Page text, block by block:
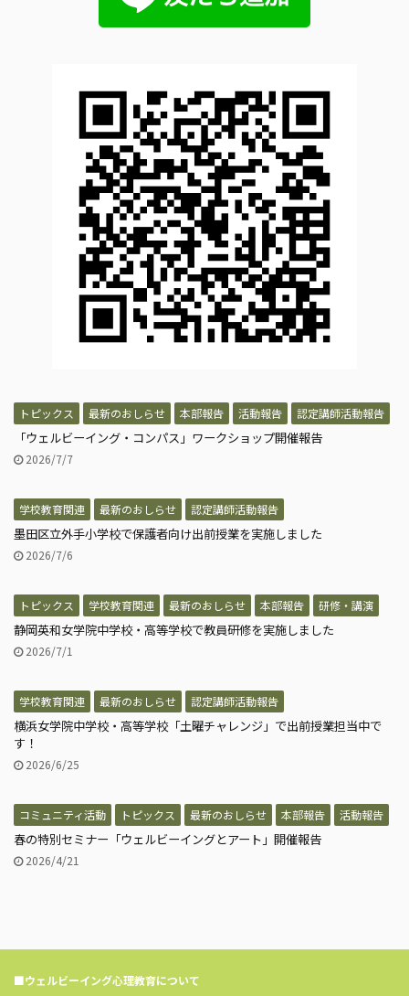
トピックス 最新のおしらせ 本部報告 活動報告 認定講師活動報告
「ウェルビーイング・コンパス」ワークショップ開催報告
2026/7/7
学校教育関連 最新のおしらせ 認定講師活動報告
墨田区立外手小学校で保護者向け出前授業を実施しました
2026/7/6
トピックス 学校教育関連 最新のおしらせ 本部報告 研修・講演
静岡英和女学院中学校・高等学校で教員研修を実施しました
2026/7/1
学校教育関連 最新のおしらせ 認定講師活動報告
横浜女学院中学校・高等学校「土曜チャレンジ」で出前授業担当中で
す！
2026/6/25
コミュニティ活動 トピックス 最新のおしらせ 本部報告 活動報告
春の特別セミナー「ウェルビーイングとアート」開催報告
2026/4/21
■ウェルビーイング心理教育について